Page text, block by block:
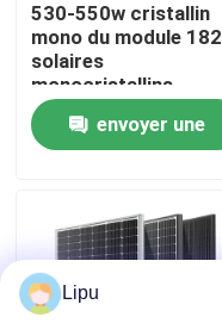
Produits
Vidéos
530-550w cristallin
mono du module 182
solaires
monocristallins
envoyer une
Lipu